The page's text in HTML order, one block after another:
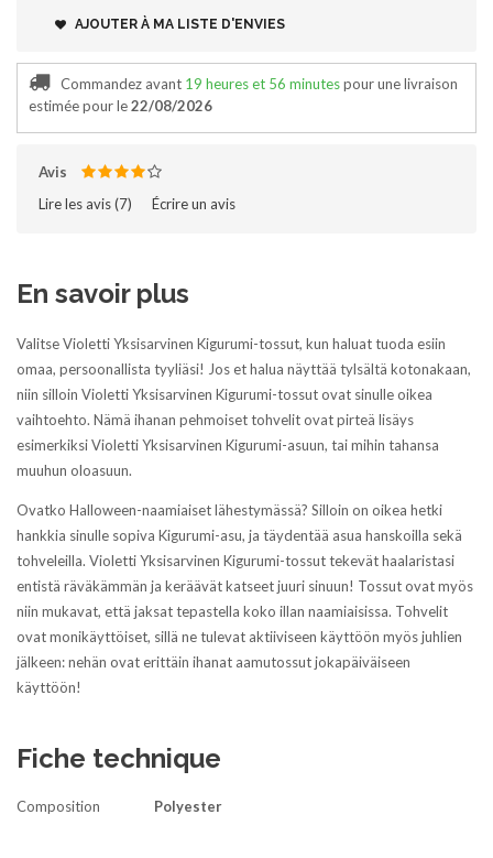
AJOUTER À MA LISTE D'ENVIES
Commandez avant 19 heures et 56 minutespour une livraison
estimée pour le22/08/2026
Avis
Lire les avis (7)‎ Écrire un avis
En savoir plus
Valitse Violetti Yksisarvinen Kigurumi-tossut, kun haluat tuoda esiin
omaa, persoonallista tyyliäsi! Jos et halua näyttää tylsältä kotonakaan,
niin silloin Violetti Yksisarvinen Kigurumi-tossut ovat sinulle oikea
vaihtoehto. Nämä ihanan pehmoiset tohvelit ovat pirteä lisäys
esimerkiksi Violetti Yksisarvinen Kigurumi-asuun, tai mihin tahansa
muuhun oloasuun.
Ovatko Halloween-naamiaiset lähestymässä? Silloin on oikea hetki
hankkia sinulle sopiva Kigurumi-asu, ja täydentää asua hanskoilla sekä
tohveleilla. Violetti Yksisarvinen Kigurumi-tossut tekevät haalaristasi
entistä räväkämmän ja keräävät katseet juuri sinuun! Tossut ovat myös
niin mukavat, että jaksat tepastella koko illan naamiaisissa. Tohvelit
ovat monikäyttöiset, sillä ne tulevat aktiiviseen käyttöön myös juhlien
jälkeen: nehän ovat erittäin ihanat aamutossut jokapäiväiseen
käyttöön!
Fiche technique
Composition Polyester